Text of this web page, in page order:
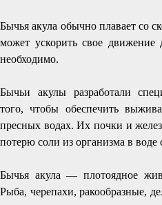
Бычья акула обычно плавает со
может ускорить свое
необходимо.
Бычьи акулы разработали
того, чтобы обеспечить
пресных водах. Их почки и
потерю соли из организма в воде
Бычья акула — плотоядное
Рыба, черепахи, ракообразные,